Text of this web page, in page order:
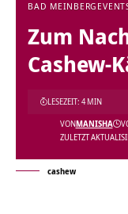
BAD MEINBERG
Zum
Cashew-
ZULETZT
VONMANISHA
LESEZEIT: 4 MIN
cashew